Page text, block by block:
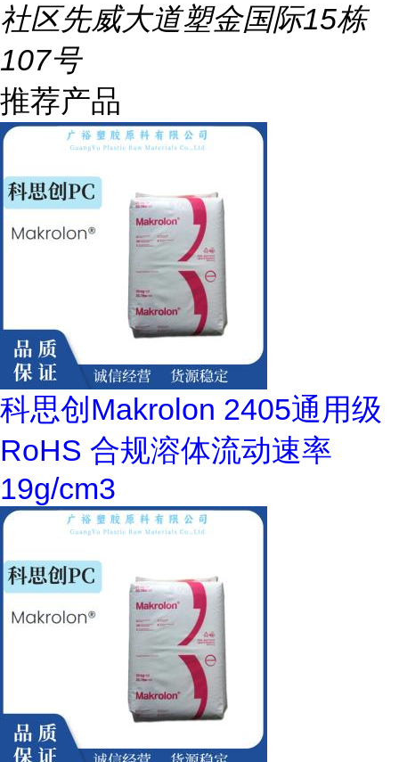
社区先威大道塑金国际15栋
107号
推荐产品
科思创Makrolon 2405通用级
RoHS 合规溶体流动速率
19g/cm3